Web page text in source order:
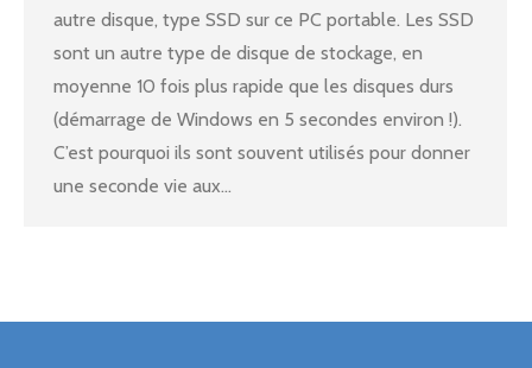
autre disque, type SSD sur ce PC portable. Les SSD
sont un autre type de disque de stockage, en
moyenne 10 fois plus rapide que les disques durs
(démarrage de Windows en 5 secondes environ !).
C’est pourquoi ils sont souvent utilisés pour donner
une seconde vie aux…